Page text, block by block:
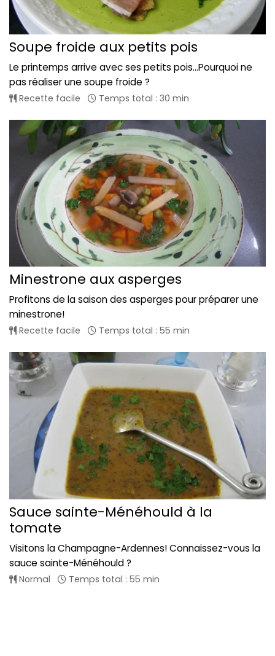
Soupe froide aux petits pois
Le printemps arrive avec ses petits pois...Pourquoi ne
pas réaliser une soupe froide ?
Recette facile Temps total : 30 min
Minestrone aux asperges
Profitons de la saison des asperges pour préparer une
minestrone!
Recette facile Temps total : 55 min
Sauce sainte-Ménéhould à la
tomate
Visitons la Champagne-Ardennes! Connaissez-vous la
sauce sainte-Ménéhould ?
Normal Temps total : 55 min